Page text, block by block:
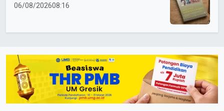
06/08/202608:16